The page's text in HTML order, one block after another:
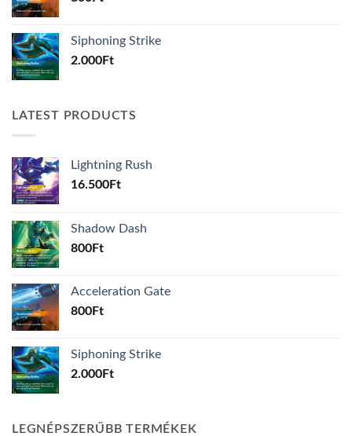
Siphoning Strike
2.000Ft
LATEST PRODUCTS
Lightning Rush
16.500Ft
Shadow Dash
800Ft
Acceleration Gate
800Ft
Siphoning Strike
2.000Ft
LEGNÉPSZERŰBB TERMÉKEK